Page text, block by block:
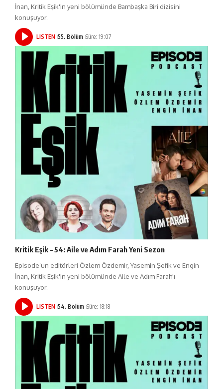
İnan, Kritik Eşik'in yeni bölümünde Bambaşka Biri dizisini
konuşuyor.
LISTEN 55. Bölüm Süre: 19:07
Kritik Eşik – 54: Aile ve Adım Farah Yeni Sezon
Episode’un editörleri Özlem Özdemir, Yasemin Şefik ve Engin
İnan, Kritik Eşik'in yeni bölümünde Aile ve Adım Farah'ı
konuşuyor.
LISTEN 54. Bölüm Süre: 18:18